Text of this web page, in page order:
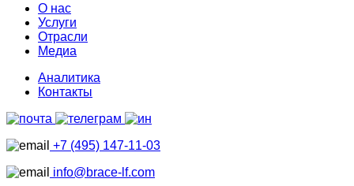
О нас
Услуги
Отрасли
Медиа
Аналитика
Контакты
+7 (495) 147-11-03
info@brace-lf.com